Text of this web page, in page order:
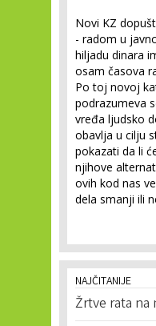
Novi KZ
- radom u
hiljadu dinara
osam časova
Po toj novoj
podrazumeva
vređa ljudsko
obavlja u cilju
pokazati da li
njihove
ovih kod nas
dela smanji ili
NAJČITANIJE
Žrtve rata na